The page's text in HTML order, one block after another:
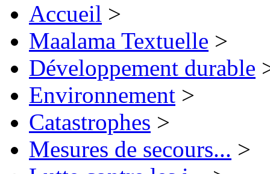
Accueil >
Maalama Textuelle >
Développement durable
Environnement >
Catastrophes >
Mesures de secours... >